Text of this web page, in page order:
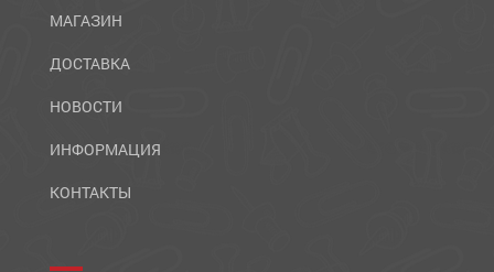
МАГАЗИН
ДОСТАВКА
НОВОСТИ
ИНФОРМАЦИЯ
КОНТАКТЫ